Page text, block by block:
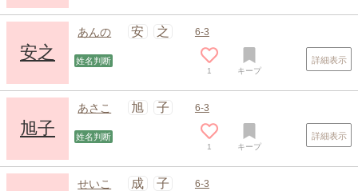
安之
あんの 安 之 6-3
姓名判断
1 キープ
詳細表示
旭子
あさこ 旭 子 6-3
姓名判断
1 キープ
詳細表示
せいこ 成 子 6-3